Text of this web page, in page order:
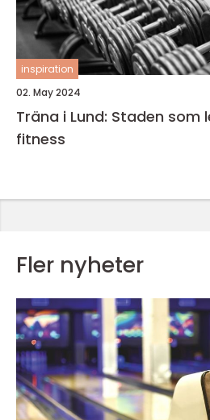
inspiration
02. May 2024
Träna i Lund: Staden som
fitness
Fler nyheter